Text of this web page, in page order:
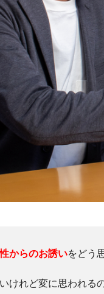
からのお誘いをどう
いけれど変に思われる